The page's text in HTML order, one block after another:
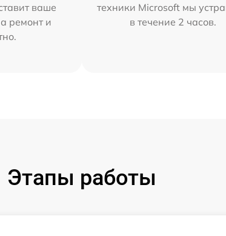
ваше
ремонт и
техники Microsoft мы
в течение 2 часов.
Этапы работы